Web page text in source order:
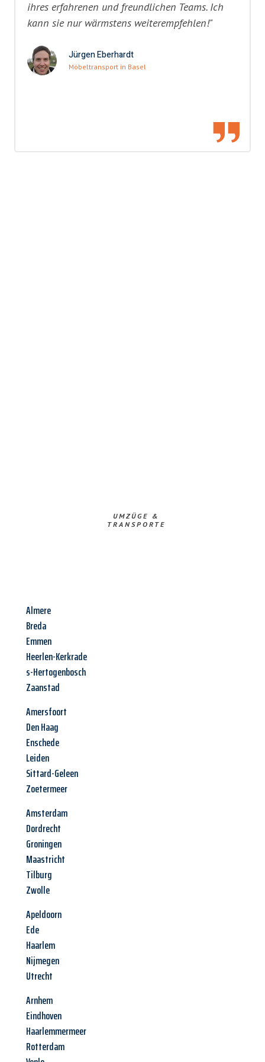
ihres erfahrenen und freundlichen Teams. Ich
kann sie nur wärmstens weiterempfehlen!"
Jürgen Eberhardt
Möbeltransport in Basel
UMZÜGE &
TRANSPORTE
Almere
Breda
Emmen
Heerlen-Kerkrade
s-Hertogenbosch
Zaanstad
Amersfoort
Den Haag
Enschede
Leiden
Sittard-Geleen
Zoetermeer
Amsterdam
Dordrecht
Groningen
Maastricht
Tilburg
Zwolle
Apeldoorn
Ede
Haarlem
Nijmegen
Utrecht
Arnhem
Eindhoven
Haarlemmermeer
Rotterdam